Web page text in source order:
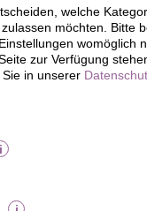
Nähe
/ 2 02 15 20
welche
möchten. Bitte
womöglich
zur Verfügung
in unserer